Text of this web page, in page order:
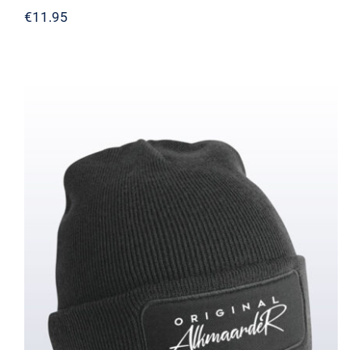
€11.95
Muts / Beanie – Original Alkmaarder